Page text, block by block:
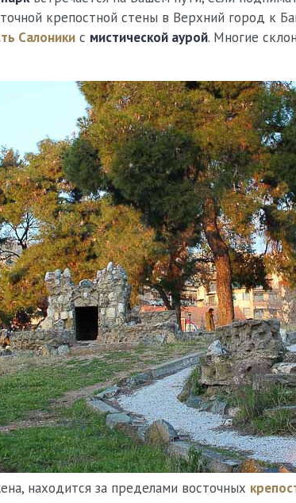
крепостной стены в Верхний город к
Салоники с мистической аурой. Многие
находится за пределами восточных